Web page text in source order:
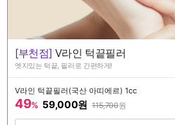
[부천점] V라인 턱끝필러
엣지있는 턱끝, 필러로 간편하게!
V라인 턱끝필러(국산 아띠에르) 1cc
49% 59,000원 115,700원